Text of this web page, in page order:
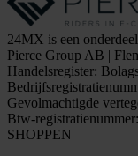
24MX is een
Pierce Group AB |
Handelsregister:
Gevolmachtigde
Btw-
SHOPPEN